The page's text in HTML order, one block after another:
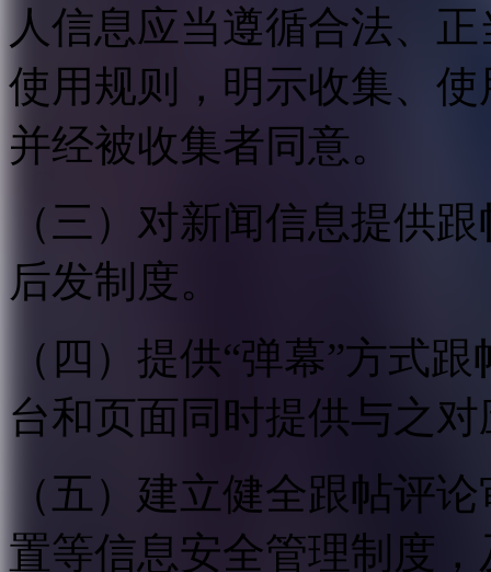
人信息应当遵循合法、
使用规则，明示收集、
并经被收集者同意。
（三）对新闻信息提供
后发制度。
（四）提供“弹幕”方式
台和页面同时提供与之
（五）建立健全跟帖评
置等信息安全管理制度